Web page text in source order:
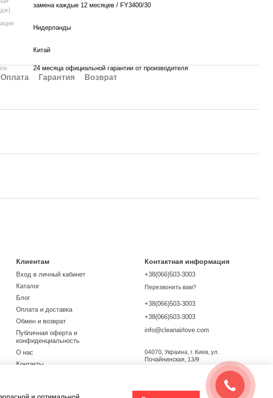
замена каждые 12 месяцев / FY3400/30
Нидерланды
Китай
24 месяца официальной гарантии от производителя
Оплата Гарантия Возврат
Клиентам
Вход в личный кабинет
Каталог
Блог
Оплата и доставка
Обмен и возврат
Публичная оферта и
конфиденциальность
О нас
Контакты
Контактная информация
+38(066)503-3003
Перезвонить вам?
+38(066)503-3003
+38(066)503-3003
info@cleanairlove.com
04070, Украина, г. Киев, ул.
Почайнинская, 13/9